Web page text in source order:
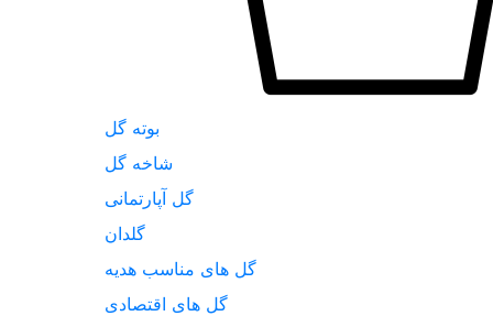
بوته گل
شاخه گل
گل آپارتمانی
گلدان
گل های مناسب هدیه
گل های اقتصادی